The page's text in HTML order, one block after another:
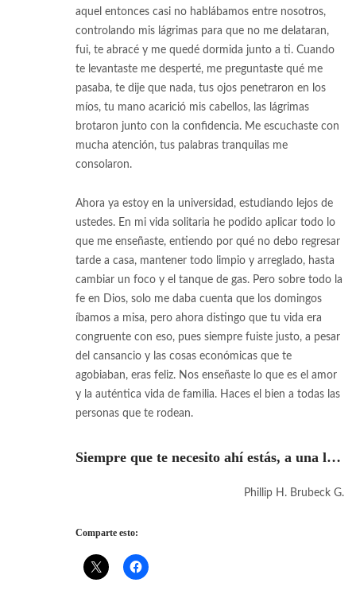
aquel entonces casi no hablábamos entre nosotros,
controlando mis lágrimas para que no me delataran,
fui, te abracé y me quedé dormida junto a ti. Cuando
te levantaste me desperté, me preguntaste qué me
pasaba, te dije que nada, tus ojos penetraron en los
míos, tu mano acarició mis cabellos, las lágrimas
brotaron junto con la confidencia. Me escuchaste con
mucha atención, tus palabras tranquilas me
consolaron.
Ahora ya estoy en la universidad, estudiando lejos de
ustedes. En mi vida solitaria he podido aplicar todo lo
que me enseñaste, entiendo por qué no debo regresar
tarde a casa, mantener todo limpio y arreglado, hasta
cambiar un foco y el tanque de gas. Pero sobre todo la
fe en Dios, solo me daba cuenta que los domingos
íbamos a misa, pero ahora distingo que tu vida era
congruente con eso, pues siempre fuiste justo, a pesar
del cansancio y las cosas económicas que te
agobiaban, eras feliz. Nos enseñaste lo que es el amor
y la auténtica vida de familia. Haces el bien a todas las
personas que te rodean.
Siempre que te necesito ahí estás, a una llamada telefónica de distancia. Tienes la palabra exacta para cada momento en específico, a pesar de que hablas poco. Aunque eres hombre sabes muchas cosas de mujeres, con lo que me aconsejas perfectamente sin ser un sabio. Por eso les digo a todos mis amigos que eres un padre a toda madre.
Phillip H. Brubeck G.
Comparte esto: